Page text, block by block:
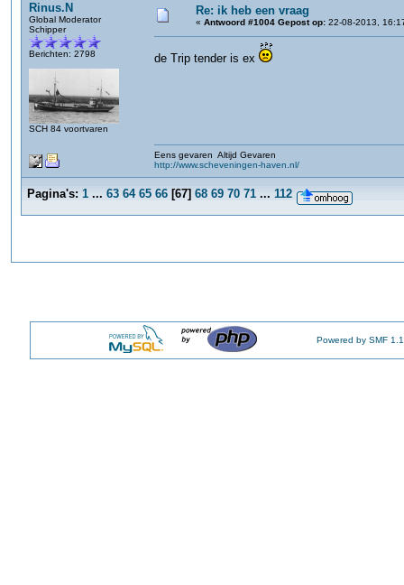
Rinus.N
Global Moderator
Schipper
Berichten: 2798
SCH 84 voortvaren
Re: ik heb een vraag
« Antwoord #1004 Gepost op: 22-08-2013,
de Trip tender is ex
Eens gevaren Altijd Gevaren
http://www.scheveningen-haven.nl/
Pagina's: 1 ... 63 64 65 66 [67] 68 69 70 71 ... 112
Powered by SMF